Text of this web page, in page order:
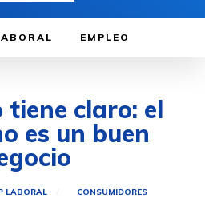
EMPLEO
tiene claro: el
es un buen
LABORAL CONSUMIDORES